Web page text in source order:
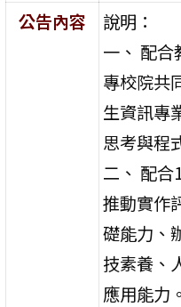
公告內容
說明：
一、 配
專校院共
生資訊專
思考與程
二、 配合
推動實作
礎能力、
技素養、
應用能力。